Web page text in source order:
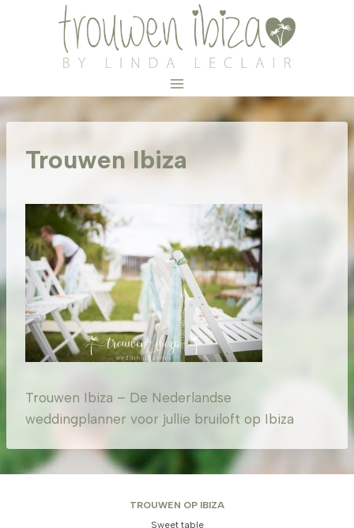
Trouwen Ibiza
Trouwen Ibiza – De Nederlandse
weddingplanner voor jullie bruiloft op Ibiza
TROUWEN OP IBIZA
Sweet table